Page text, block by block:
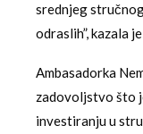
srednjeg
odraslih”, kazala
Ambasadorka
zadovoljstvo što
investiranju u